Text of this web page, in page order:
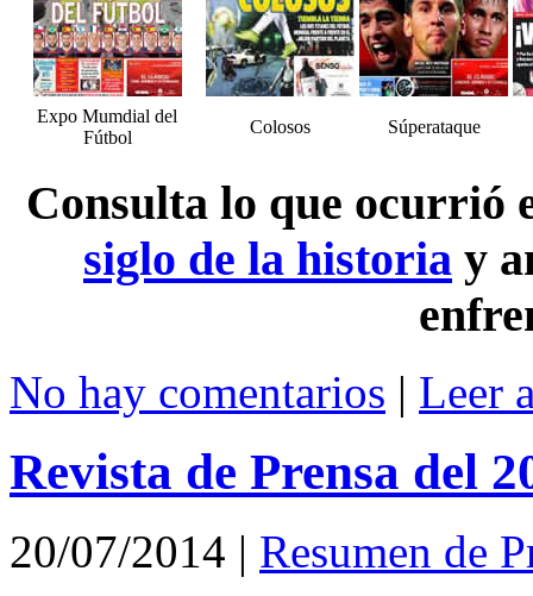
Expo Mumdial del
Fútbol
Colosos Súperataque
Consulta lo que ocurrió
siglo de la historia y
No hay comentarios | Leer
Revista de Prensa del
20/07/2014 | Resumen de